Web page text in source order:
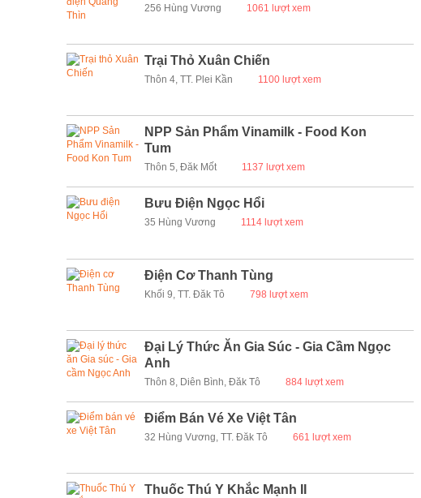
256 Hùng Vương 1061 lượt xem
Trại Thỏ Xuân Chiến
Thôn 4, TT. Plei Kần 1100 lượt xem
NPP Sản Phẩm Vinamilk - Food Kon
Tum
Thôn 5, Đăk Mốt 1137 lượt xem
Bưu Điện Ngọc Hổi
35 Hùng Vương 1114 lượt xem
Điện Cơ Thanh Tùng
Khối 9, TT. Đăk Tô 798 lượt xem
Đại Lý Thức Ăn Gia Súc - Gia Cầm Ngọc
Anh
Thôn 8, Diên Bình, Đăk Tô 884 lượt xem
Điểm Bán Vé Xe Việt Tân
32 Hùng Vương, TT. Đăk Tô 661 lượt xem
Thuốc Thú Y Khắc Mạnh II